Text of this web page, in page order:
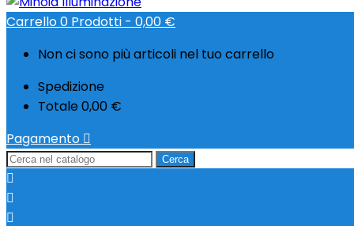
Carrello0 Prodotti - 0,00 €
Non ci sono più articoli nel tuo carrello
Spedizione
Totale0,00 €
Pagamento 
Cerca


